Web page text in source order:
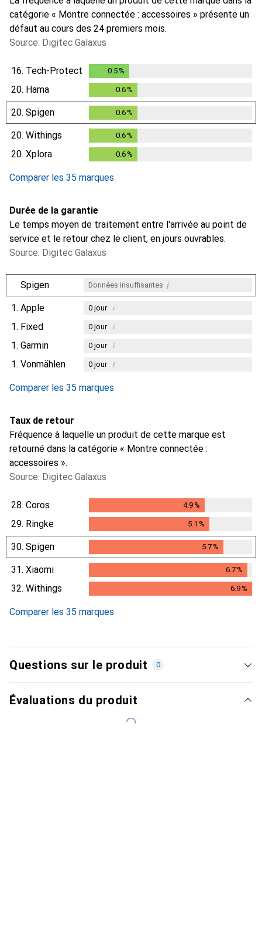
catégorie « Montre connectée : accessoires » présente un
défaut au cours des 24 premiers mois.
Source: Digitec Galaxus
16. Tech-Protect 0.5 %
20. Hama 0.6 %
20. Spigen 0.6 %
20. Withings 0.6 %
20. Xplora 0.6 %
Comparer les 35 marques
Durée de la garantie
Le temps moyen de traitement entre l'arrivée au point de
service et le retour chez le client, en jours ouvrables.
Source: Digitec Galaxus
Spigen Données insuffisantes i
1. Apple 0jour i
1. Fixed 0jour i
1. Garmin 0jour i
1. Vonmählen 0jour i
Comparer les 35 marques
Taux de retour
Fréquence à laquelle un produit de cette marque est
retourné dans la catégorie « Montre connectée :
accessoires ».
Source: Digitec Galaxus
28. Coros 4.9%
29. Ringke 5.1 %
30. Spigen 5.7%
31. Xiaomi 6.7%
6.7%
32. Withings 6.9%
Comparer les 35 marques
Questions sur le produit 0
Évaluations du produit